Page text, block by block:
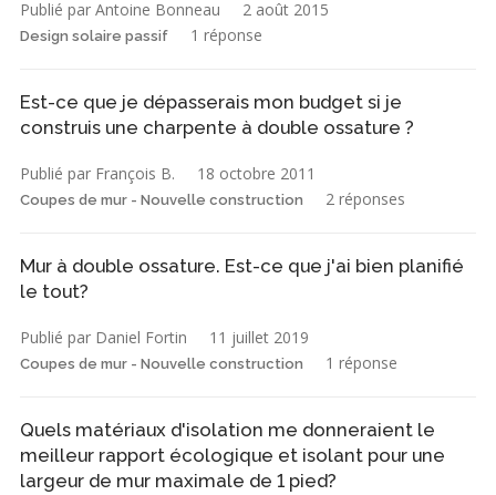
Publié par Antoine Bonneau 2 août 2015
Design solaire passif 1 réponse
Est-ce que je dépasserais mon budget si je
construis une charpente à double ossature ?
Publié par François B. 18 octobre 2011
Coupes de mur - Nouvelle construction 2 réponses
Mur à double ossature. Est-ce que j'ai bien planifié
le tout?
Publié par Daniel Fortin 11 juillet 2019
Coupes de mur - Nouvelle construction 1 réponse
Quels matériaux d'isolation me donneraient le
meilleur rapport écologique et isolant pour une
largeur de mur maximale de 1 pied?